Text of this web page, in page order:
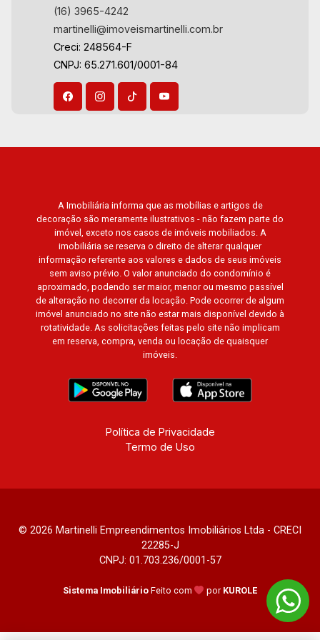
Jardim Macedo, Jardim São Luiz, Centro, Jardim
Flórida, Jardim Centenário, Recreio das Acácias,
Jardim Ana Maria, San Marco, Vila Romana,
Bosque dos Juritis, Jardim dos Guaporés e
Bella Città Residencial e Industrial. Avenida
João Fiúsa, 1051 - Alto da Boa Vista | Ribeirão
(16) 3965-4242
martinelli@imoveismartinelli.com.br
Creci: 248564-F
CNPJ: 65.271.601/0001-84
A Imobiliária informa que as mobílias e artigos de
decoração são meramente ilustrativos - não fazem parte do
imóvel, exceto nos casos de imóveis mobiliados. A
imobiliária se reserva o direito de alterar qualquer
informação referente aos valores e dados de seus imóveis
sem aviso prévio. O valor anunciado do condomínio é
aproximado, podendo ser maior, menor ou mesmo passível
de alteração no decorrer da locação. Pode ocorrer de algum
imóvel anunciado no site não estar mais disponível devido à
rotatividade. As solicitações feitas pelo site não implicam
em reserva, compra, venda ou locação de quaisquer
imóveis.
Política de Privacidade
Termo de Uso
© 2026 Martinelli Empreendimentos Imobiliários Ltda - CRECI
22285-J
CNPJ: 01.703.236/0001-57
Sistema Imobiliário Feito com por KUROLE